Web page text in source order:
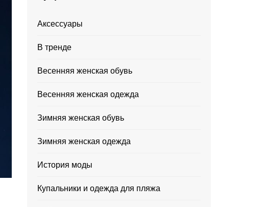
Аксессуары
В тренде
Весенняя женская обувь
Весенняя женская одежда
Зимняя женская обувь
Зимняя женская одежда
История моды
Купальники и одежда для пляжа